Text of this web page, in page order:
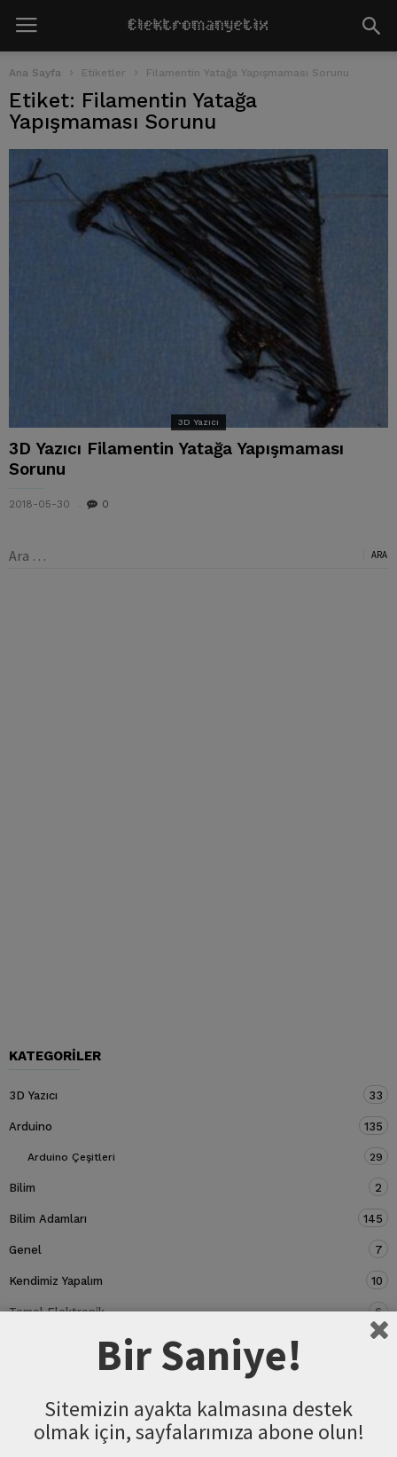
Ana Sayfa Etiketler Filamentin Yatağa Yapışmaması Sorunu
Etiket: Filamentin Yatağa
Yapışmaması Sorunu
3D Yazıcı
3D Yazıcı Filamentin Yatağa Yapışmaması
Sorunu
2018-05-30 0
Arama:
KATEGORILER
3D Yazıcı 33
Arduino 135
Arduino Çeşitleri 29
Bilim 2
Bilim Adamları 145
Genel 7
Kendimiz Yapalım 10
Temel Elektronik 6
Devre Elemanları 5
Bir Saniye!
Sitemizin ayakta kalmasına destek
olmak için, sayfalarımıza abone olun!